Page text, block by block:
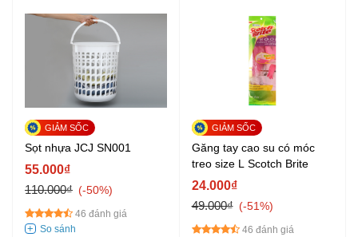
Sọt nhựa JCJ SN001
55.000₫
110.000₫
-50%
46 đánh giá
Găng tay cao su có móc
treo size L Scotch Brite
24.000₫
49.000₫
-51%
46 đánh giá